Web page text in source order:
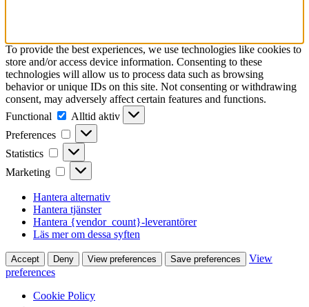
To provide the best experiences, we use technologies like cookies to
store and/or access device information. Consenting to these
technologies will allow us to process data such as browsing
behavior or unique IDs on this site. Not consenting or withdrawing
consent, may adversely affect certain features and functions.
Functional
Functional
Alltid aktiv
Preferences
Preferences
Statistics Statistics
Marketing Marketing
Hantera alternativ
Hantera tjänster
Hantera {vendor_count}-leverantörer
Läs mer om dessa syften
Accept Deny View preferences Save preferences
View
preferences
Cookie Policy